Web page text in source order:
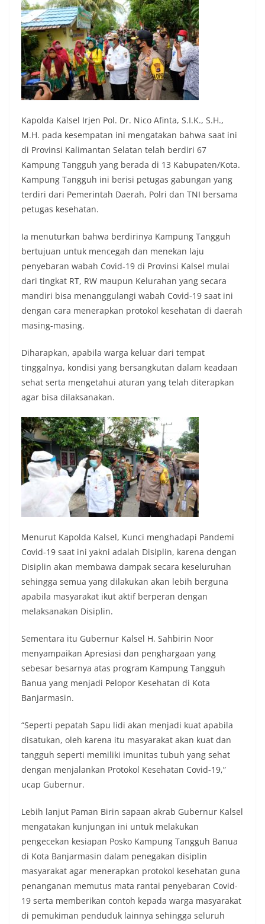
Kapolda Kalsel Irjen Pol. Dr. Nico Afinta, S.I.K., S.H.,
M.H. pada kesempatan ini mengatakan bahwa saat ini
di Provinsi Kalimantan Selatan telah berdiri 67
Kampung Tangguh yang berada di 13 Kabupaten/Kota.
Kampung Tangguh ini berisi petugas gabungan yang
terdiri dari Pemerintah Daerah, Polri dan TNI bersama
petugas kesehatan.
Ia menuturkan bahwa berdirinya Kampung Tangguh
bertujuan untuk mencegah dan menekan laju
penyebaran wabah Covid-19 di Provinsi Kalsel mulai
dari tingkat RT, RW maupun Kelurahan yang secara
mandiri bisa menanggulangi wabah Covid-19 saat ini
dengan cara menerapkan protokol kesehatan di daerah
masing-masing.
Diharapkan, apabila warga keluar dari tempat
tinggalnya, kondisi yang bersangkutan dalam keadaan
sehat serta mengetahui aturan yang telah diterapkan
agar bisa dilaksanakan.
Menurut Kapolda Kalsel, Kunci menghadapi Pandemi
Covid-19 saat ini yakni adalah Disiplin, karena dengan
Disiplin akan membawa dampak secara keseluruhan
sehingga semua yang dilakukan akan lebih berguna
apabila masyarakat ikut aktif berperan dengan
melaksanakan Disiplin.
Sementara itu Gubernur Kalsel H. Sahbirin Noor
menyampaikan Apresiasi dan penghargaan yang
sebesar besarnya atas program Kampung Tangguh
Banua yang menjadi Pelopor Kesehatan di Kota
Banjarmasin.
“Seperti pepatah Sapu lidi akan menjadi kuat apabila
disatukan, oleh karena itu masyarakat akan kuat dan
tangguh seperti memiliki imunitas tubuh yang sehat
dengan menjalankan Protokol Kesehatan Covid-19,”
ucap Gubernur.
Lebih lanjut Paman Birin sapaan akrab Gubernur Kalsel
mengatakan kunjungan ini untuk melakukan
pengecekan kesiapan Posko Kampung Tangguh Banua
di Kota Banjarmasin dalam penegakan disiplin
masyarakat agar menerapkan protokol kesehatan guna
penanganan memutus mata rantai penyebaran Covid-
19 serta memberikan contoh kepada warga masyarakat
di pemukiman penduduk lainnya sehingga seluruh